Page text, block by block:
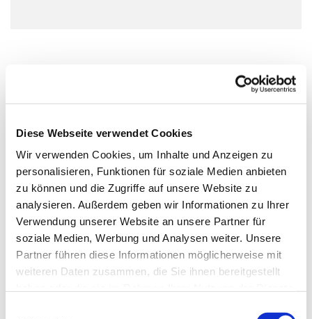
Diese Webseite verwendet Cookies
Wir verwenden Cookies, um Inhalte und Anzeigen zu
personalisieren, Funktionen für soziale Medien anbieten
zu können und die Zugriffe auf unsere Website zu
analysieren. Außerdem geben wir Informationen zu Ihrer
Verwendung unserer Website an unsere Partner für
soziale Medien, Werbung und Analysen weiter. Unsere
Partner führen diese Informationen möglicherweise mit
weiteren Daten zusammen, die Sie ihnen bereitgestellt